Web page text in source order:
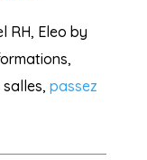
RH, Eleo by
salles,passez